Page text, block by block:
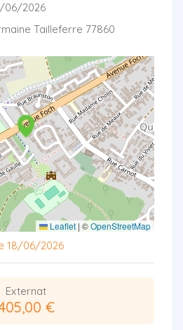
06/2026
Tailleferre 77860
Leaflet | ©OpenStreetMap
18/06/2026
Externat
€